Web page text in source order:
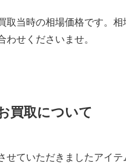
取当時の相場価格です。
せくださいませ。
買取について
せていただきましたアイテ